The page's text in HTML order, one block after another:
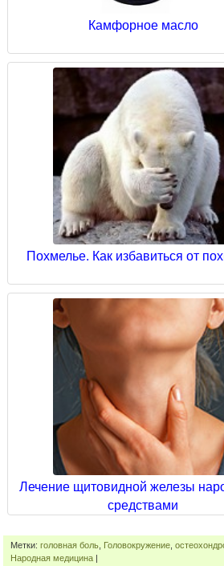
Камфорное масло
Похмелье. Как избавиться от
Лечение щитовидной железы
средствами
Метки: головная боль Головокружение
Народная медицина |